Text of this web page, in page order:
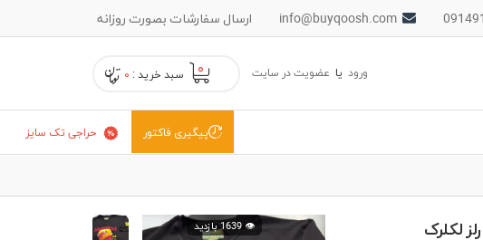
ارسال سفارشات بصورت روزانه info@buyqoosh.com
۰ سبد خرید : ۰ ورود یا عضویت در سایت
حراجی تک سایز پیگیری فاکتور
لکلرک 👁️ 1639 بازدید